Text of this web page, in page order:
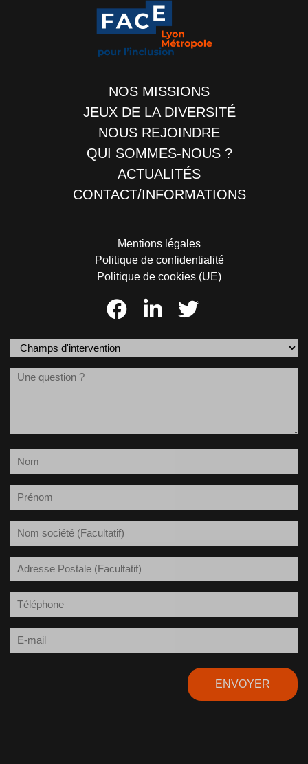
NOS MISSIONS
JEUX DE LA DIVERSITÉ
NOUS REJOINDRE
QUI SOMMES-NOUS ?
ACTUALITÉS
CONTACT/INFORMATIONS
Mentions légales
Politique de confidentialité
Politique de cookies (UE)
(Nécessaire)
(Nécessaire)
Postale
(Nécessaire)
mail
(Nécessaire)